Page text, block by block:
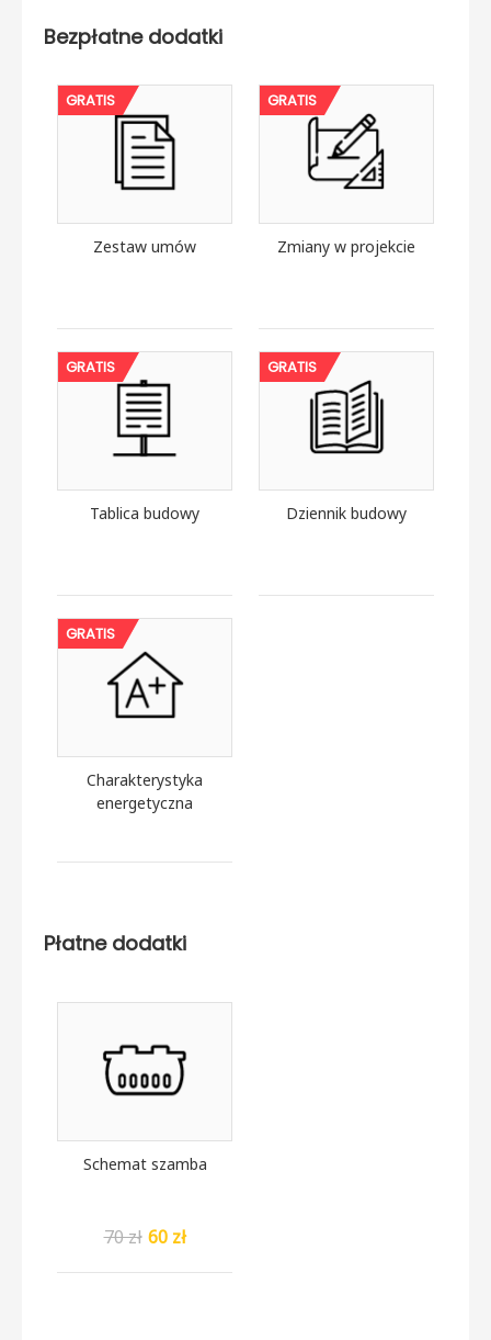
Bezpłatne dodatki
GRATIS
Zestaw umów
GRATIS
Zmiany w projekcie
GRATIS
Tablica budowy
GRATIS
Dziennik budowy
GRATIS
Charakterystyka
energetyczna
Płatne dodatki
Schemat szamba
70 zł 60 zł